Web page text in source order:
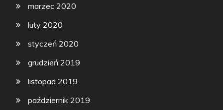
marzec 2020
luty 2020
styczeń 2020
grudzień 2019
listopad 2019
październik 2019